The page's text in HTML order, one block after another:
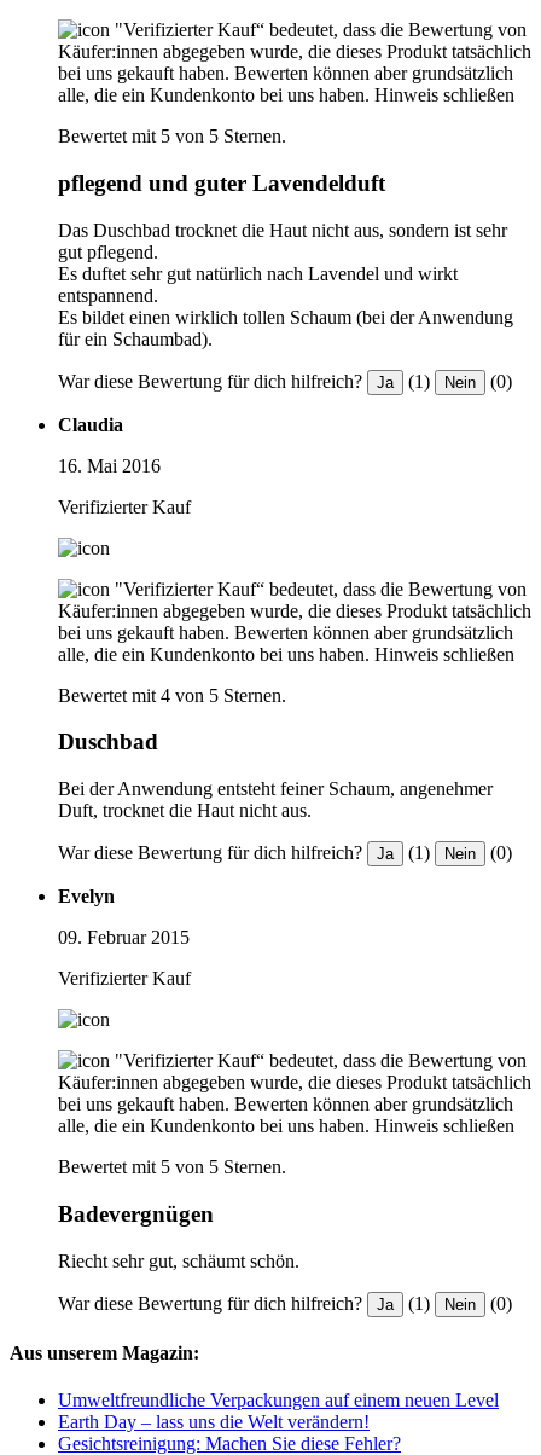
"Verifizierter Kauf“ bedeutet, dass die Bewertung von
Käufer:innen abgegeben wurde, die dieses Produkt tatsächlich
bei uns gekauft haben. Bewerten können aber grundsätzlich
alle, die ein Kundenkonto bei uns haben. Hinweis schließen
Bewertet mit 5 von 5 Sternen.
pflegend und guter Lavendelduft
Das Duschbad trocknet die Haut nicht aus, sondern ist sehr
gut pflegend.
Es duftet sehr gut natürlich nach Lavendel und wirkt
entspannend.
Es bildet einen wirklich tollen Schaum (bei der Anwendung
für ein Schaumbad).
War diese Bewertung für dich hilfreich? Ja (1) Nein (0)
Claudia
16. Mai 2016
Verifizierter Kauf
"Verifizierter Kauf“ bedeutet, dass die Bewertung von
Käufer:innen abgegeben wurde, die dieses Produkt tatsächlich
bei uns gekauft haben. Bewerten können aber grundsätzlich
alle, die ein Kundenkonto bei uns haben. Hinweis schließen
Bewertet mit 4 von 5 Sternen.
Duschbad
Bei der Anwendung entsteht feiner Schaum, angenehmer
Duft, trocknet die Haut nicht aus.
War diese Bewertung für dich hilfreich? Ja (1) Nein (0)
Evelyn
09. Februar 2015
Verifizierter Kauf
"Verifizierter Kauf“ bedeutet, dass die Bewertung von
Käufer:innen abgegeben wurde, die dieses Produkt tatsächlich
bei uns gekauft haben. Bewerten können aber grundsätzlich
alle, die ein Kundenkonto bei uns haben. Hinweis schließen
Bewertet mit 5 von 5 Sternen.
Badevergnügen
Riecht sehr gut, schäumt schön.
War diese Bewertung für dich hilfreich? Ja (1) Nein (0)
Aus unserem Magazin:
Umweltfreundliche Verpackungen auf einem neuen Level
Earth Day – lass uns die Welt verändern!
Gesichtsreinigung: Machen Sie diese Fehler?